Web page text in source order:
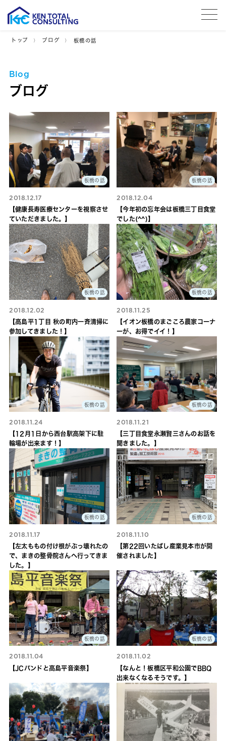
トップ ブログ 板橋の話
Blog
ブログ
板橋の話
2018.12.17
【健康長寿医療センターを視察させ
ていただきました。】
板橋の話
2018.12.04
【今年初の忘年会は板橋三丁目食堂
でした(^^)】
板橋の話
2018.12.02
【高島平1丁目 秋の町内一斉清掃に
参加してきました！】
板橋の話
2018.11.25
【イオン板橋のまごころ農家コーナ
ーが、お得でイイ！】
板橋の話
2018.11.24
【12月1日から西台駅高架下に駐
輪場が出来ます！】
板橋の話
2018.11.21
【三丁目食堂永瀬賢三さんのお話を
聞きました。】
板橋の話
2018.11.17
【左太ももの付け根がぶっ壊れたの
で、まきの整骨院さんへ行ってきま
した。】
板橋の話
2018.11.10
【第22回いたばし産業見本市が開
催されました】
板橋の話
2018.11.04
【JCバンドと高島平音楽祭】
板橋の話
2018.11.02
【なんと！板橋区平和公園でBBQ
出来なくなるそうです。】